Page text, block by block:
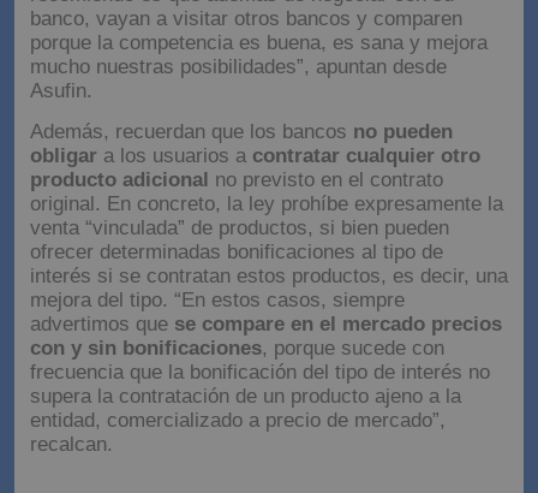
banco, vayan a visitar otros bancos y comparen
porque la competencia es buena, es sana y mejora
mucho nuestras posibilidades”, apuntan desde
Asufin.
Además, recuerdan que los bancos no pueden
obligar a los usuarios a contratar cualquier otro
producto adicional no previsto en el contrato
original. En concreto, la ley prohíbe expresamente la
venta “vinculada” de productos, si bien pueden
ofrecer determinadas bonificaciones al tipo de
interés si se contratan estos productos, es decir, una
mejora del tipo. “En estos casos, siempre
advertimos que se compare en el mercado precios
con y sin bonificaciones, porque sucede con
frecuencia que la bonificación del tipo de interés no
supera la contratación de un producto ajeno a la
entidad, comercializado a precio de mercado”,
recalcan.